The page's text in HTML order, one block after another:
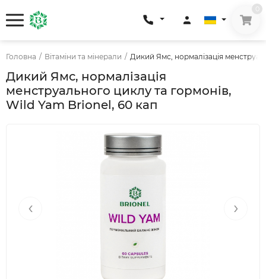
Головна / Вітаміни та мінерали / Дикий Ямс, нормалізація
Дикий Ямс, нормалізація
менструального циклу та гормонів,
Wild Yam Brionel, 60 кап
‹ ›